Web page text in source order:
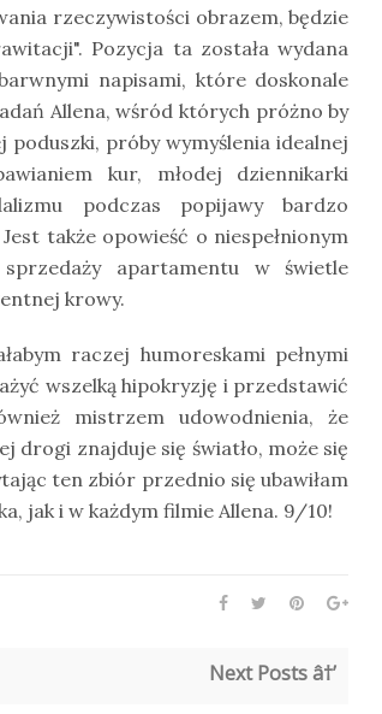
rzeczywistości obrazem, będzie
Pozycja ta została wydana
napisami, które doskonale
Allena, wśród których próżno by
poduszki, próby wymyślenia idealnej
kur, młodej dziennikarki
podczas popijawy bardzo
także opowieść o niespełnionym
apartamentu w świetle
krowy.
raczej humoreskami pełnymi
wszelką hipokryzję i przedstawić
mistrzem udowodnienia, że
drogi znajduje się światło, może się
ten zbiór przednio się ubawiłam
jak i w każdym filmie Allena. 9/10!
Next Posts â†’